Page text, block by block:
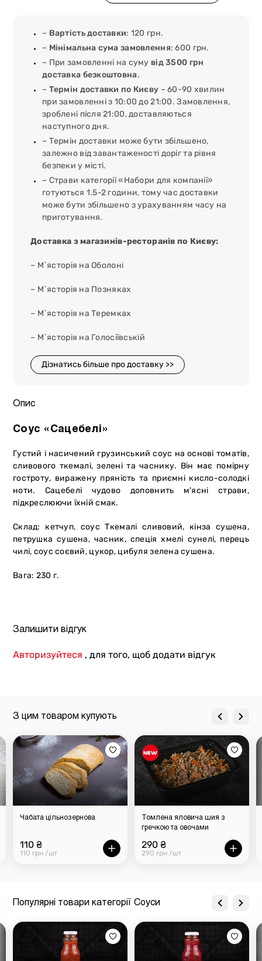
– Вартість доставки: 120 грн.
– Мінімальна сума замовлення: 600 грн.
– При замовленні на суму від 3500 грн
доставка безкоштовна.
– Термін доставки по Києву – 60-90 хвилин
при замовленні з 10:00 до 21:00. Замовлення,
зроблені після 21:00, доставляються
наступного дня.
– Термін доставки може бути збільшено,
залежно від завантаженості доріг та рівня
безпеки у місті.
– Страви категорії «Набори для компанії»
готуються 1.5-2 години, тому час доставки
може бути збільшено з урахуванням часу на
приготування.
Доставка з магазинів-ресторанів по Києву:
– М`ясторія на Оболоні
– М`ясторія на Позняках
– М`ясторія на Теремках
– М`ясторія на Голосіївській
Дізнатись більше про доставку >>
Опис
Соус «Сацебелі»
Густий і насичений грузинський соус на основі томатів,
сливового ткемалі, зелені та часнику. Він має помірну
гостроту, виражену пряність та приємні кисло-солодкі
ноти. Сацебелі чудово доповнить м'ясні страви,
підкреслюючи їхній смак.
Склад: кетчуп, соус Ткемалі сливовий, кінза сушена,
петрушка сушена, часник, спеція хмелі сунелі, перець
чилі, соус соєвий, цукор, цибуля зелена сушена.
Вага: 230 г.
Залишити відгук
Авторизуйтеся , для того, щоб додати відгук
З цим товаром купують
Чабата цільнозернова
110 ₴
110 грн /шт
Томлена яловича шия з
гречкою та овочами
290 ₴
290 грн /шт
Популярні товари категорії Соуси